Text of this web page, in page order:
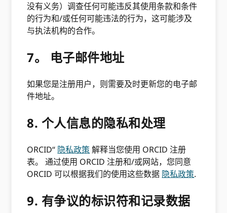
没有义务）调查任何可能违反其使用条款和条件
的行为和/或任何可能违法的行为，这可能涉及
与执法机构的合作。
7。 电子邮件地址
如果您是注册用户，则需要及时更新您的电子邮
件地址。
8. 个人信息的隐私和处理
ORCID“ 隐私政策 解释当您使用 ORCID 注册
表。 通过使用 ORCID 注册和/或网站，您同意
ORCID 可以根据我们的使用这些数据 隐私政策.
9. 有争议的标识符和记录数据